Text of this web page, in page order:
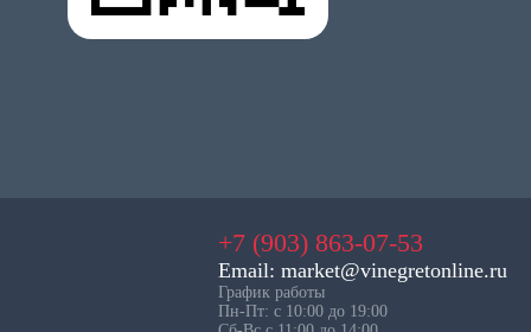
+7 (903) 863-07-53
Email: market@vinegretonline.ru
График работы
Пн-Пт: с 10:00 до 19:00